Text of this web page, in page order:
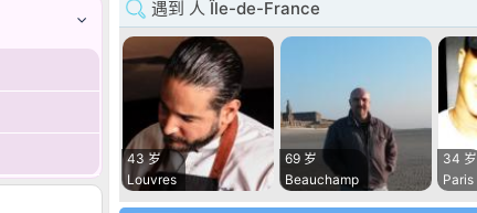
遇到 人 Île-de-France
43 岁
Louvres
69 岁
Beauchamp
34 岁
Paris